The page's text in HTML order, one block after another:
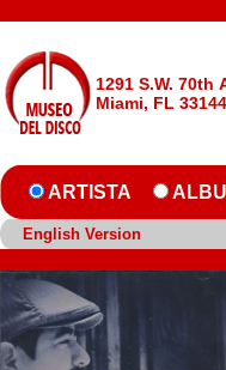
1291 S.W. 70th
Miami, FL 33144
ARTISTA
English Version